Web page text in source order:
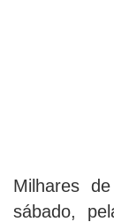
Milhares
sábado,